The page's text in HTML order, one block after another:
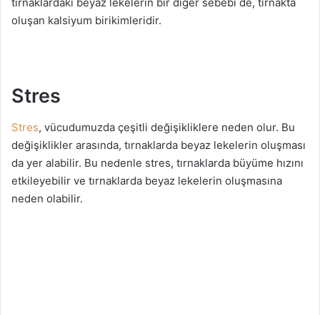
oluşan kalsiyum birikimleridir.
Stres
Stres, vücudumuzda çeşitli değişikliklere neden olur. Bu
değişiklikler arasında, tırnaklarda beyaz lekelerin oluşması
da yer alabilir. Bu nedenle stres, tırnaklarda büyüme hızını
etkileyebilir ve tırnaklarda beyaz lekelerin oluşmasına
neden olabilir.